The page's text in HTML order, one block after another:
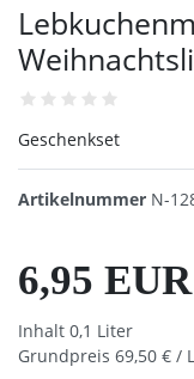
Geschenkset
Artikelnummer N-
6,95 EUR
Inhalt 0,1 Liter
Grundpreis 69,50 € /